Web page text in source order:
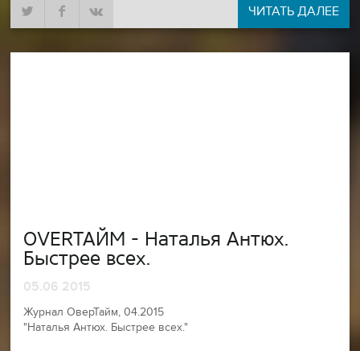
ЧИТАТЬ ДАЛЕЕ
OVERТАЙМ - Наталья Антюх.
Быстрее всех.
05.06 2015
Журнал ОверТайм, 04.2015
"Наталья Антюх. Быстрее всех."